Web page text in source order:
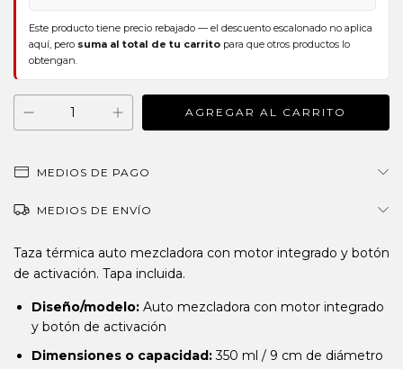
Este producto tiene precio rebajado — el descuento escalonado no aplica
aquí, pero suma al total de tu carrito para que otros productos lo
obtengan.
MEDIOS DE PAGO
MEDIOS DE ENVÍO
Taza térmica auto mezcladora con motor integrado y botón
de activación. Tapa incluida.
Diseño/modelo: Auto mezcladora con motor integrado
y botón de activación
Dimensiones o capacidad:350 ml / 9 cm de diámetro